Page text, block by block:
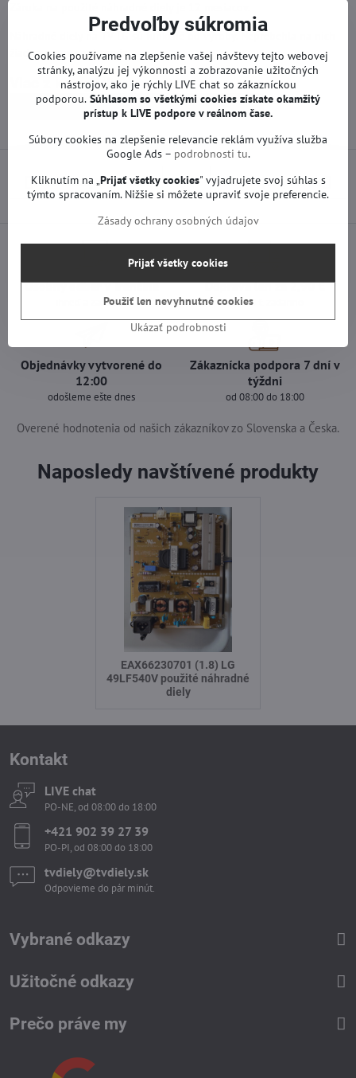
Náhradné diely na TV LG sú funkčné od výroby. Neprebehla na nich
žiadna oprava ani servis.
Viac z kategórie
Náhradné diely | LG TV Zdroje | LG TV
Predchádzajúci produkt Nasledujúci produkt
Osobný odber v Trenčíne
ihneď a zadarmo
Doprava len za 2,90 €
nad 60 € zadarmo
Objednávky vytvorené do
12:00
odošleme ešte dnes
Zákaznícka podpora 7 dní v
týždni
od 08:00 do 18:00
Overené hodnotenia od našich zákazníkov zo Slovenska a Česka.
Naposledy navštívené produkty
EAX66230701 (1.8) LG
49LF540V použité náhradné
diely
Kontakt
LIVE chat
PO-NE, od 08:00 do 18:00
+421 902 39 27 39
PO-PI, od 08:00 do 18:00
tvdiely​​@tvdiely​​.sk
Odpovieme do pár minút.
Vybrané odkazy
Užitočné odkazy
Prečo práve my
Predvoľby súkromia
Cookies používame na zlepšenie vašej návštevy tejto webovej
stránky, analýzu jej výkonnosti a zobrazovanie užitočných
nástrojov, ako je rýchly LIVE chat so zákazníckou
podporou. Súhlasom so všetkými cookies získate okamžitý
prístup k LIVE podpore v reálnom čase.
Súbory cookies na zlepšenie relevancie reklám využíva služba
Google Ads – podrobnosti tu.
Kliknutím na „ Prijať všetky cookies" vyjadrujete svoj súhlas s
týmto spracovaním. Nižšie si môžete upraviť svoje preferencie.
Zásady ochrany osobných údajov
Ukázať podrobnosti
Prijať všetky cookies
Použiť len nevyhnutné cookies